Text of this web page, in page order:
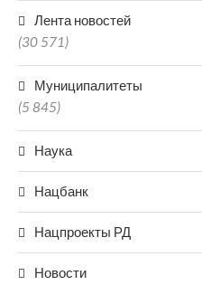
Лента новостей
(30 571)
Муниципалитеты
(5 845)
Наука
Нацбанк
Нацпроекты РД
Новости